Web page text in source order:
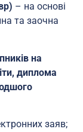
– на основі
та заочна
на
диплома
заяв;